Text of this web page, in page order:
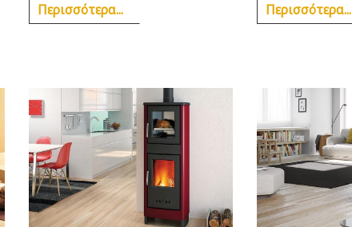
Περισσότερα... Περισσότερα...